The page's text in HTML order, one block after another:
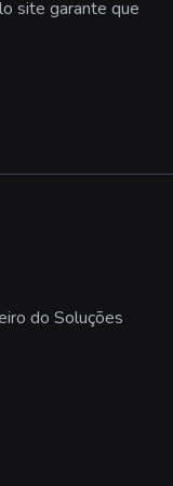
site garante que
do Soluções